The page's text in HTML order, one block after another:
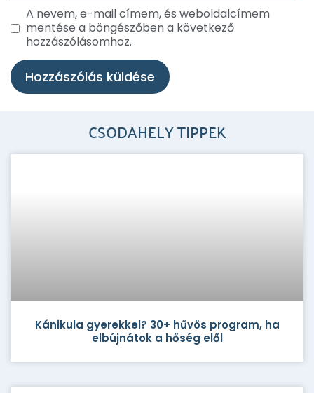
A nevem, e-mail címem, és weboldalcímem
mentése a böngészőben a következő
hozzászólásomhoz.
CSODAHELY TIPPEK
Kánikula gyerekkel? 30+ hűvös program, ha
elbújnátok a hőség elől